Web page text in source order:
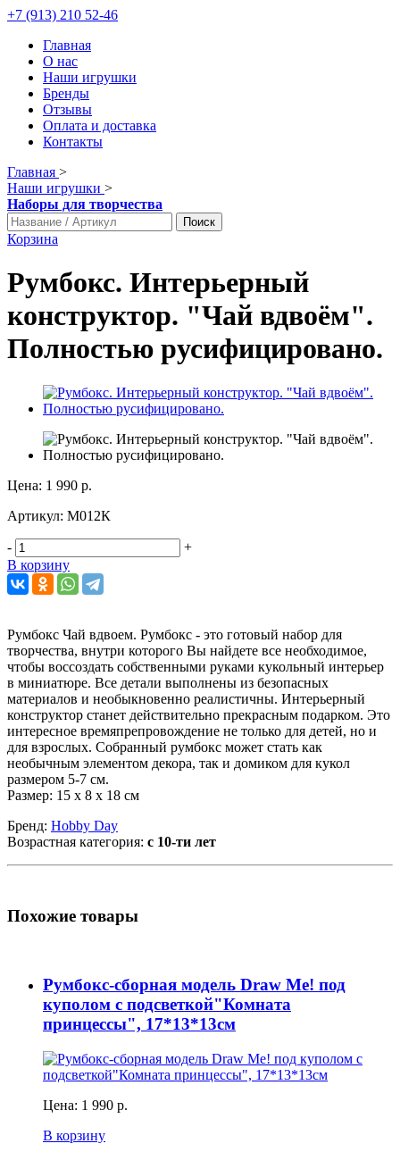
+7 (913) 210 52-46
Главная
О нас
Наши игрушки
Бренды
Отзывы
Оплата и доставка
Контакты
Главная >
Наши игрушки >
Наборы для творчества
Поиск
Корзина
Румбокс. Интерьерный
конструктор. "Чай вдвоём".
Полностью русифицировано.
Цена: 1 990 р.
Артикул: М012К
-
+
В корзину
Румбокс Чай вдвоем. Румбокс - это готовый набор для
творчества, внутри которого Вы найдете все необходимое,
чтобы воссоздать собственными руками кукольный интерьер
в миниатюре. Все детали выполнены из безопасных
материалов и необыкновенно реалистичны. Интерьерный
конструктор станет действительно прекрасным подарком. Это
интересное времяпрепровождение не только для детей, но и
для взрослых. Собранный румбокс может стать как
необычным элементом декора, так и домиком для кукол
размером 5-7 см.
Размер: 15 х 8 х 18 см
Бренд: Hobby Day
Возрастная категория: с 10-ти лет
Похожие товары
Румбокс-сборная модель Draw Me! под
куполом с подсветкой"Комната
принцессы", 17*13*13см
Цена: 1 990 р.
В корзину